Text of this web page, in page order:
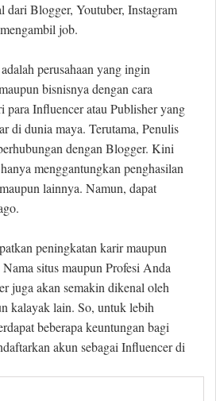
dari Blogger, Youtuber, Instagram
job.
perusahaan yang ingin
bisnisnya dengan cara
para Influencer atau Publisher yang
di dunia maya. Terutama, Penulis
dengan Blogger. Kini
menggantungkan penghasilan
lainnya. Namun, dapat
peningkatan karir maupun
situs maupun Profesi Anda
juga akan semakin dikenal oleh
kalayak lain. So, untuk lebih
beberapa keuntungan bagi
akun sebagai Influencer di